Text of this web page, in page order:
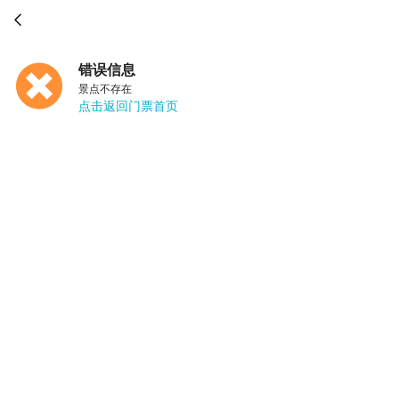

错误信息
景点不存在
点击返回门票首页